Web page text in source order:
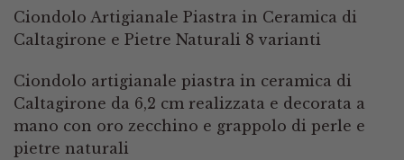
Ciondolo Artigianale Piastra in Ceramica di
Caltagirone e Pietre Naturali 8 varianti
Ciondolo artigianale piastra in ceramica di
Caltagirone da 6,2 cm realizzata e decorata a
mano con oro zecchino e grappolo di perle e
pietre naturali